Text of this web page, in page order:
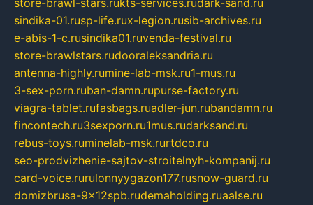
store-brawl-stars.rukts-services.rudark-sand.ru
sindika-01.rusp-life.rux-legion.rusib-archives.ru
e-abis-1-c.rusindika01.ruvenda-festival.ru
store-brawlstars.rudooraleksandria.ru
antenna-highly.rumine-lab-msk.ru1-mus.ru
3-sex-porn.ruban-damn.rupurse-factory.ru
viagra-tablet.rufasbags.ruadler-jun.rubandamn.ru
fincontech.ru3sexporn.ru1mus.rudarksand.ru
rebus-toys.ruminelab-msk.rurtdco.ru
seo-prodvizhenie-sajtov-stroitelnyh-kompanij.ru
card-voice.rurulonnyygazon177.rusnow-guard.ru
domizbrusa-9x12spb.rudemaholding.ruaalse.ru